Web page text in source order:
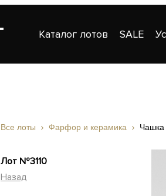
Каталог лотов SALE
Все лоты Фарфор и керамика Чашка
Лот №3110
Назад